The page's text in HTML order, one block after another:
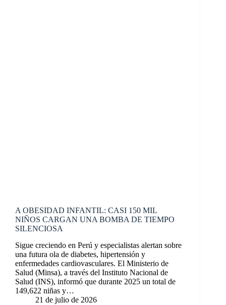
A OBESIDAD INFANTIL: CASI 150 MIL
NIÑOS CARGAN UNA BOMBA DE TIEMPO
SILENCIOSA
Sigue creciendo en Perú y especialistas alertan sobre
una futura ola de diabetes, hipertensión y
enfermedades cardiovasculares. El Ministerio de
Salud (Minsa), a través del Instituto Nacional de
Salud (INS), informó que durante 2025 un total de
149,622 niñas y…
21 de julio de 2026